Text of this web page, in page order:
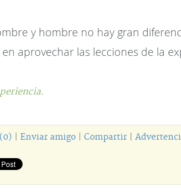
y hombre no hay gran
aprovechar las lecciones de la
Enviar amigo Compartir